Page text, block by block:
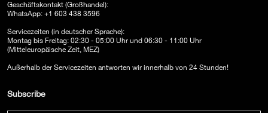
Geschäftskontakt (Großhandel):
WhatsApp: +1 603 438 3596
Servicezeiten (in deutscher Sprache):
Montag bis Freitag: 02:30 - 05:00 Uhr und 06:30 - 11:00 Uhr
(Mitteleuropäische Zeit, MEZ)
Außerhalb der Servicezeiten antworten wir innerhalb von 24 Stunden!
Subscribe